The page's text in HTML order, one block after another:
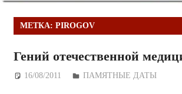
МЕТКА: PIROGOV
Гений отечественной
16/08/2011 Дежурный по Редакции
ПАМЯТНЫЕ ДАТЫ